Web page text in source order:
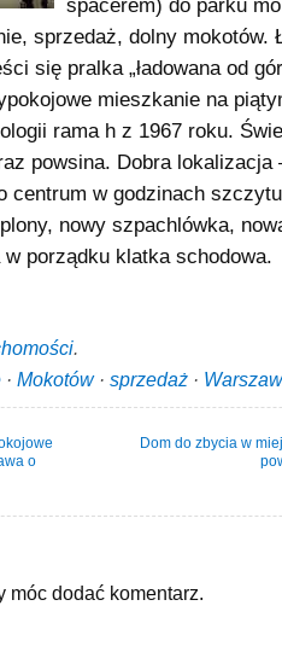
spacerem) do parku
sprzedaż, dolny mokotów.
się pralka „ładowana od
mieszkanie na
rama h z 1967 roku.
powsina. Dobra lokalizacja
centrum w godzinach
nowy szpachlówka,
porządku klatka schodowa.
.
· Mokotów· sprzedaż ·
o
Dom do zbycia w
móc dodać komentarz.